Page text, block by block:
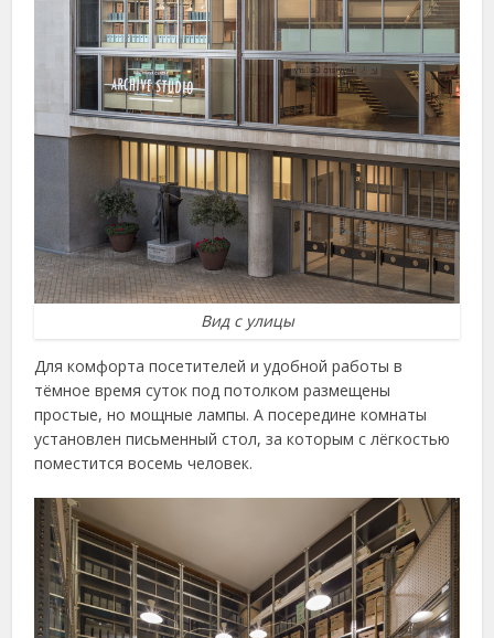
Вид с улицы
Для комфорта посетителей и удобной работы в
тёмное время суток под потолком размещены
простые, но мощные лампы. А посередине комнаты
установлен письменный стол, за которым с лёгкостью
поместится восемь человек.